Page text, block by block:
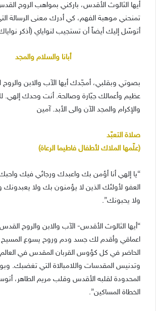
أيها الثالوث الأقدس، باركني بمواهب الروح
تمنحني موهبة الفهم، كي أدرك معنى الرسالة
أتوسّل إليك أيضاً أن تستجيب لنواياي (أذكر
أبانا والسلام والمجد
بصوتي وبقلبي، أمجّدك أيها الآب والابن
عظيم وأعمالك جبّارة وصالحة. أنت وحدك إلهي.
والإكرام والمجد الآن والى الأبد. آمين
صلاة التعبّد
(علّمها الملاك لأطفال فاطيما الرعاة)
“يا إلهي أنا أؤمن بك واعبدك ورجائي فيك
العفو لأولئك الذين لا يؤمنون بك ولا يعبدونك
ولا يحبونك”.
“أيها الثالوث الأقدس- الآب والابن والروح
اعماقي وأقدم لك جسد ودم وروح يسوع المسيح
الحاضر في كل كؤوس القربان المقدس في
وتدنيس المقدسات واللامبالاة التي تغضبك.
المحدودة لقلبه الأقدس وقلب مريم الطاهر،
الخطاة المساكين”.